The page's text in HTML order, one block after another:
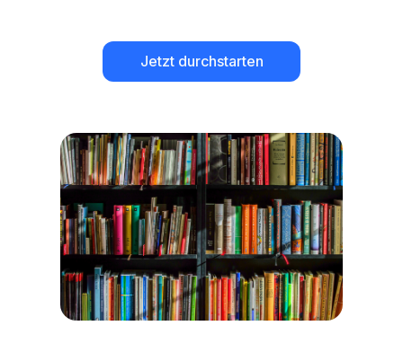
Jetzt durchstarten